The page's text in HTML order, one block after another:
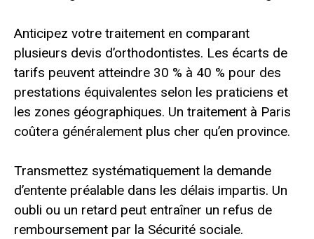
Anticipez votre traitement en comparant
plusieurs devis d’orthodontistes. Les écarts de
tarifs peuvent atteindre 30 % à 40 % pour des
prestations équivalentes selon les praticiens et
les zones géographiques. Un traitement à Paris
coûtera généralement plus cher qu’en province.
Transmettez systématiquement la demande
d’entente préalable dans les délais impartis. Un
oubli ou un retard peut entraîner un refus de
remboursement par la Sécurité sociale.